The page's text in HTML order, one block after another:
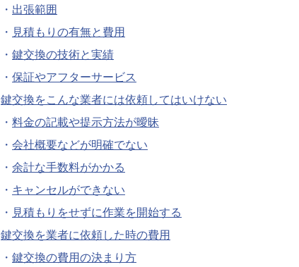
・ 出張範囲
・ 見積もりの有無と費用
・ 鍵交換の技術と実績
・ 保証やアフターサービス
鍵交換をこんな業者には依頼してはいけない
・ 料金の記載や提示方法が曖昧
・ 会社概要などが明確でない
・ 余計な手数料がかかる
・ キャンセルができない
・ 見積もりをせずに作業を開始する
鍵交換を業者に依頼した時の費用
・ 鍵交換の費用の決まり方